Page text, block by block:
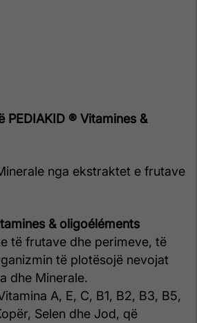
PEDIAKID ® Vitamines &
nga ekstraktet e frutave
& oligoéléments
të frutave dhe perimeve, të
të plotësojë nevojat
dhe Minerale.
A, E, C, B1, B2, B3, B5,
Selen dhe Jod, që